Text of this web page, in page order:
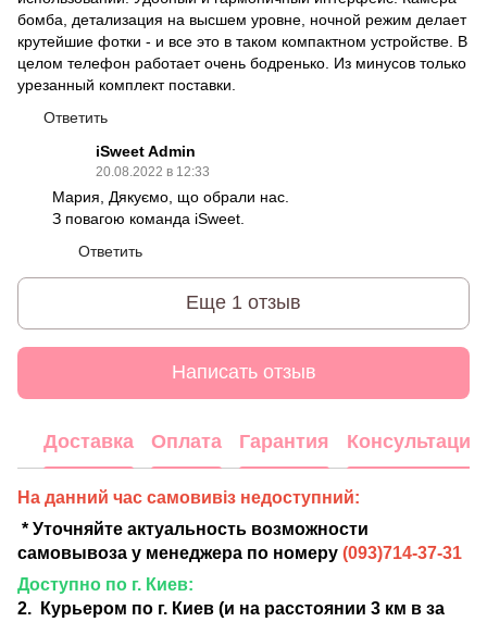
бомба, детализация на высшем уровне, ночной режим делает
крутейшие фотки - и все это в таком компактном устройстве. В
целом телефон работает очень бодренько. Из минусов только
урезанный комплект поставки.
Ответить
iSweet Admin
20.08.2022 в 12:33
Мария, Дякуємо, що обрали нас.
З повагою команда iSweet.
Ответить
Еще 1 отзыв
Написать отзыв
Доставка Оплата Гарантия Консультация
На данний час самовивіз недоступний:
* Уточняйте актуальность возможности
самовывоза у менеджера по номеру (093)714-37-31
Доступно по г. Киев:
2. Курьером по г. Киев (и на расстоянии 3 км в за